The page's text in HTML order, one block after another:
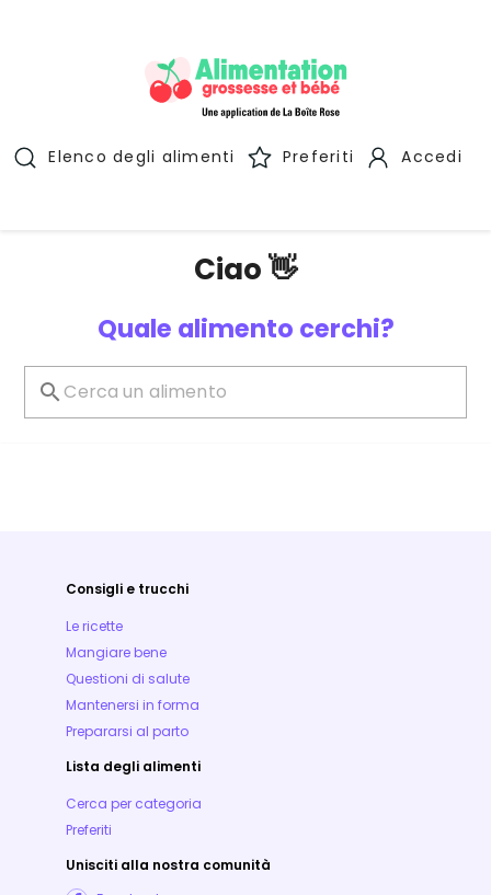
Elenco degli alimenti Preferiti Accedi
Ciao 👋
Quale alimento cerchi?
Consigli e trucchi
Le ricette
Mangiare bene
Questioni di salute
Mantenersi in forma
Prepararsi al parto
Lista degli alimenti
Cerca per categoria
Preferiti
Unisciti alla nostra comunità